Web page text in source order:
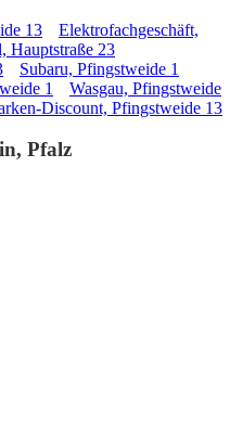
13
Elektrofachgeschäft,
Hauptstraße 23
Subaru, Pfingstweide 1
1
Wasgau, Pfingstweide
Discount, Pfingstweide 13
Pfalz